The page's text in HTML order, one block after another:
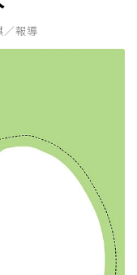
／報導